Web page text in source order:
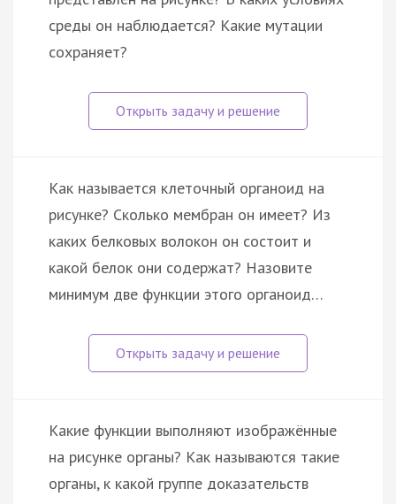
среды он наблюдается? Какие мутации
сохраняет?
Как называется клеточный органоид на
рисунке? Сколько мембран он имеет? Из
каких белковых волокон он состоит и
какой белок они содержат? Назовите
минимум две функции этого органоид…
Какие функции выполняют изображённые
на рисунке органы? Как называются такие
органы, к какой группе доказательств